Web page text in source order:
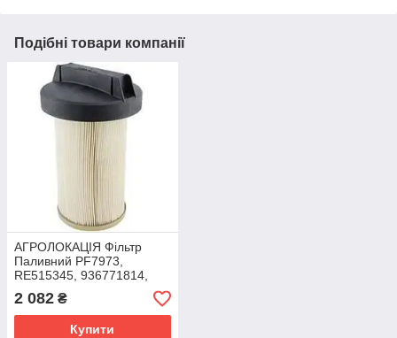
Подібні товари компанії
АГРОЛОКАЦІЯ Фільтр
Паливний PF7973,
RE515345, 936771814,
SK3050, SN70285,
WFU102162, FF4102,
L5087F Baldwin
2 082 ₴
Купити